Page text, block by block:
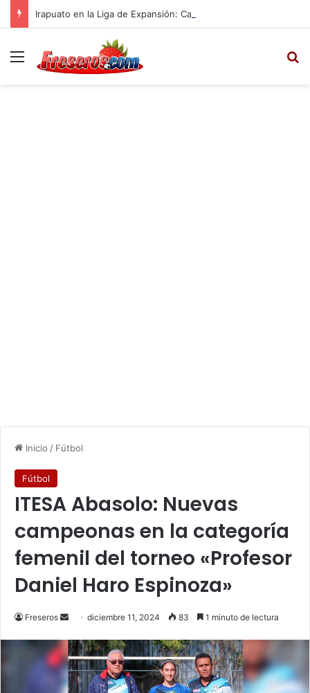
Menú
Inicio / Fútbol
Fútbol
ITESA Abasolo: Nuevas
campeonas en la categoría
femenil del torneo «Profesor
Daniel Haro Espinoza»
Freseros
Send
email
diciembre 11, 2024 83 1 minuto de lectura